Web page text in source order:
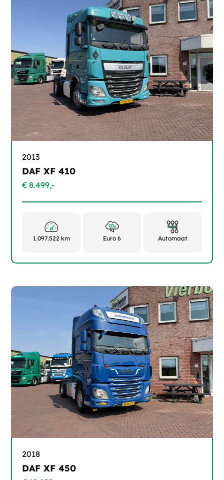
2013
DAF XF 410
€ 8.499,-
1.097.522 km Euro 6 Automaat
2018
DAF XF 450